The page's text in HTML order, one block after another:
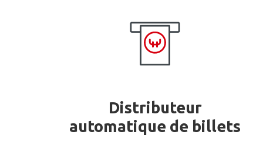
Distributeur
automatique de billets